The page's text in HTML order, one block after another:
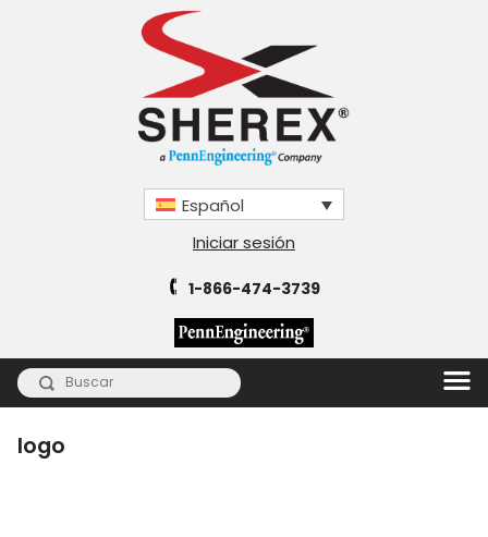
Español
Iniciar sesión
1-866-474-3739
logo